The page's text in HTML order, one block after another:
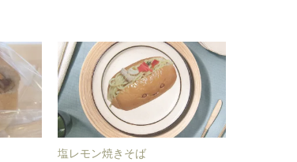
塩レモン焼きそば